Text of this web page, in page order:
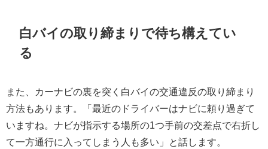
白バイの取り締まりで待ち構えてい
る
また、カーナビの裏を突く白バイの交通違反の取り締まり
方法もあります。「最近のドライバーはナビに頼り過ぎて
いますね。ナビが指示する場所の1つ手前の交差点で右折し
て一方通行に入ってしまう人も多い」と話します。